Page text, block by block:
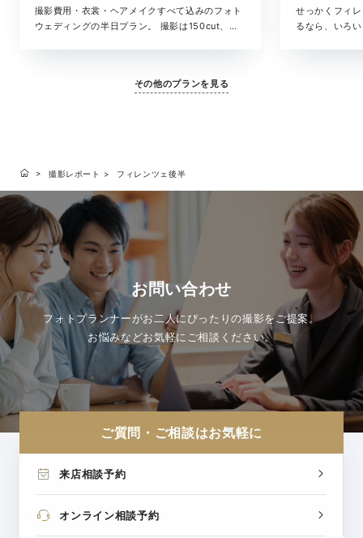
撮影費用・衣裳・ヘアメイクすべて込みのフォト
ウェディングの半日プラン。 撮影は150cut、お
せっかくフィ
るなら、いろ
その他のプランを見る
撮影レポート フィレンツェ後半
お問い合わせ
フォトプランナーがお二人にぴったりの撮影をご提案。
お悩みなどお気軽にご相談ください。
ご質問・ご相談はお気軽に
来店相談予約
オンライン相談予約